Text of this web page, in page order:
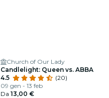
Church of Our Lady
Candlelight: Queen vs. ABBA
4.5
(20)
09 gen - 13 feb
Da 13,00 €